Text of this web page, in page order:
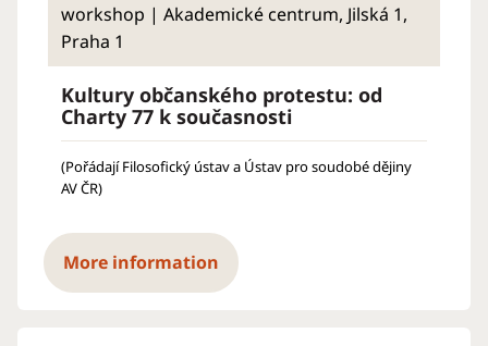
workshop | Akademické centrum, Jilská 1,
Praha 1
Kultury občanského protestu: od
Charty 77 k současnosti
(Pořádají Filosofický ústav a Ústav pro soudobé dějiny
AV ČR)
More information